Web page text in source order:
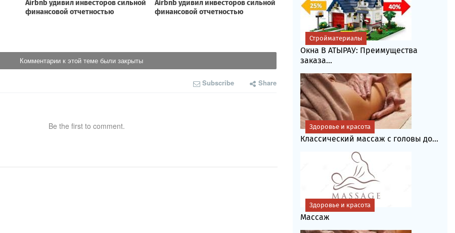
Комментарии к этой теме были закрыты
Subscribe Share
Be the first to comment.
Окна В АТЫРАУ: Преимущества
заказа...
Стройматериалы
Классический массаж с головы до...
Здоровье и красота
Массаж
Здоровье и красота